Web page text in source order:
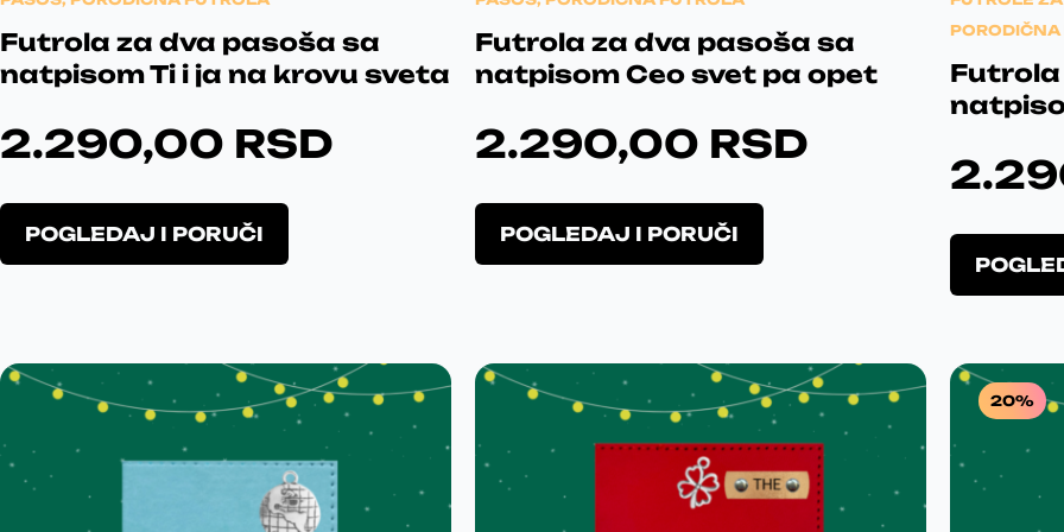
Ja sam
svemu.
me
Futrola za dva pasoša sa
natpisom Ti i ja na krovu sveta
2.290,00 RSD
POGLEDAJ I PORUČI
o
z
v
o
Futrola za dva pasoša sa
natpisom Ceo svet pa opet
2.290,00 RSD
POGLEDAJ I PORUČI
o
z
v
Futrola
20%